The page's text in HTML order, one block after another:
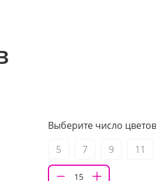
Выберите число
5
7 9 11